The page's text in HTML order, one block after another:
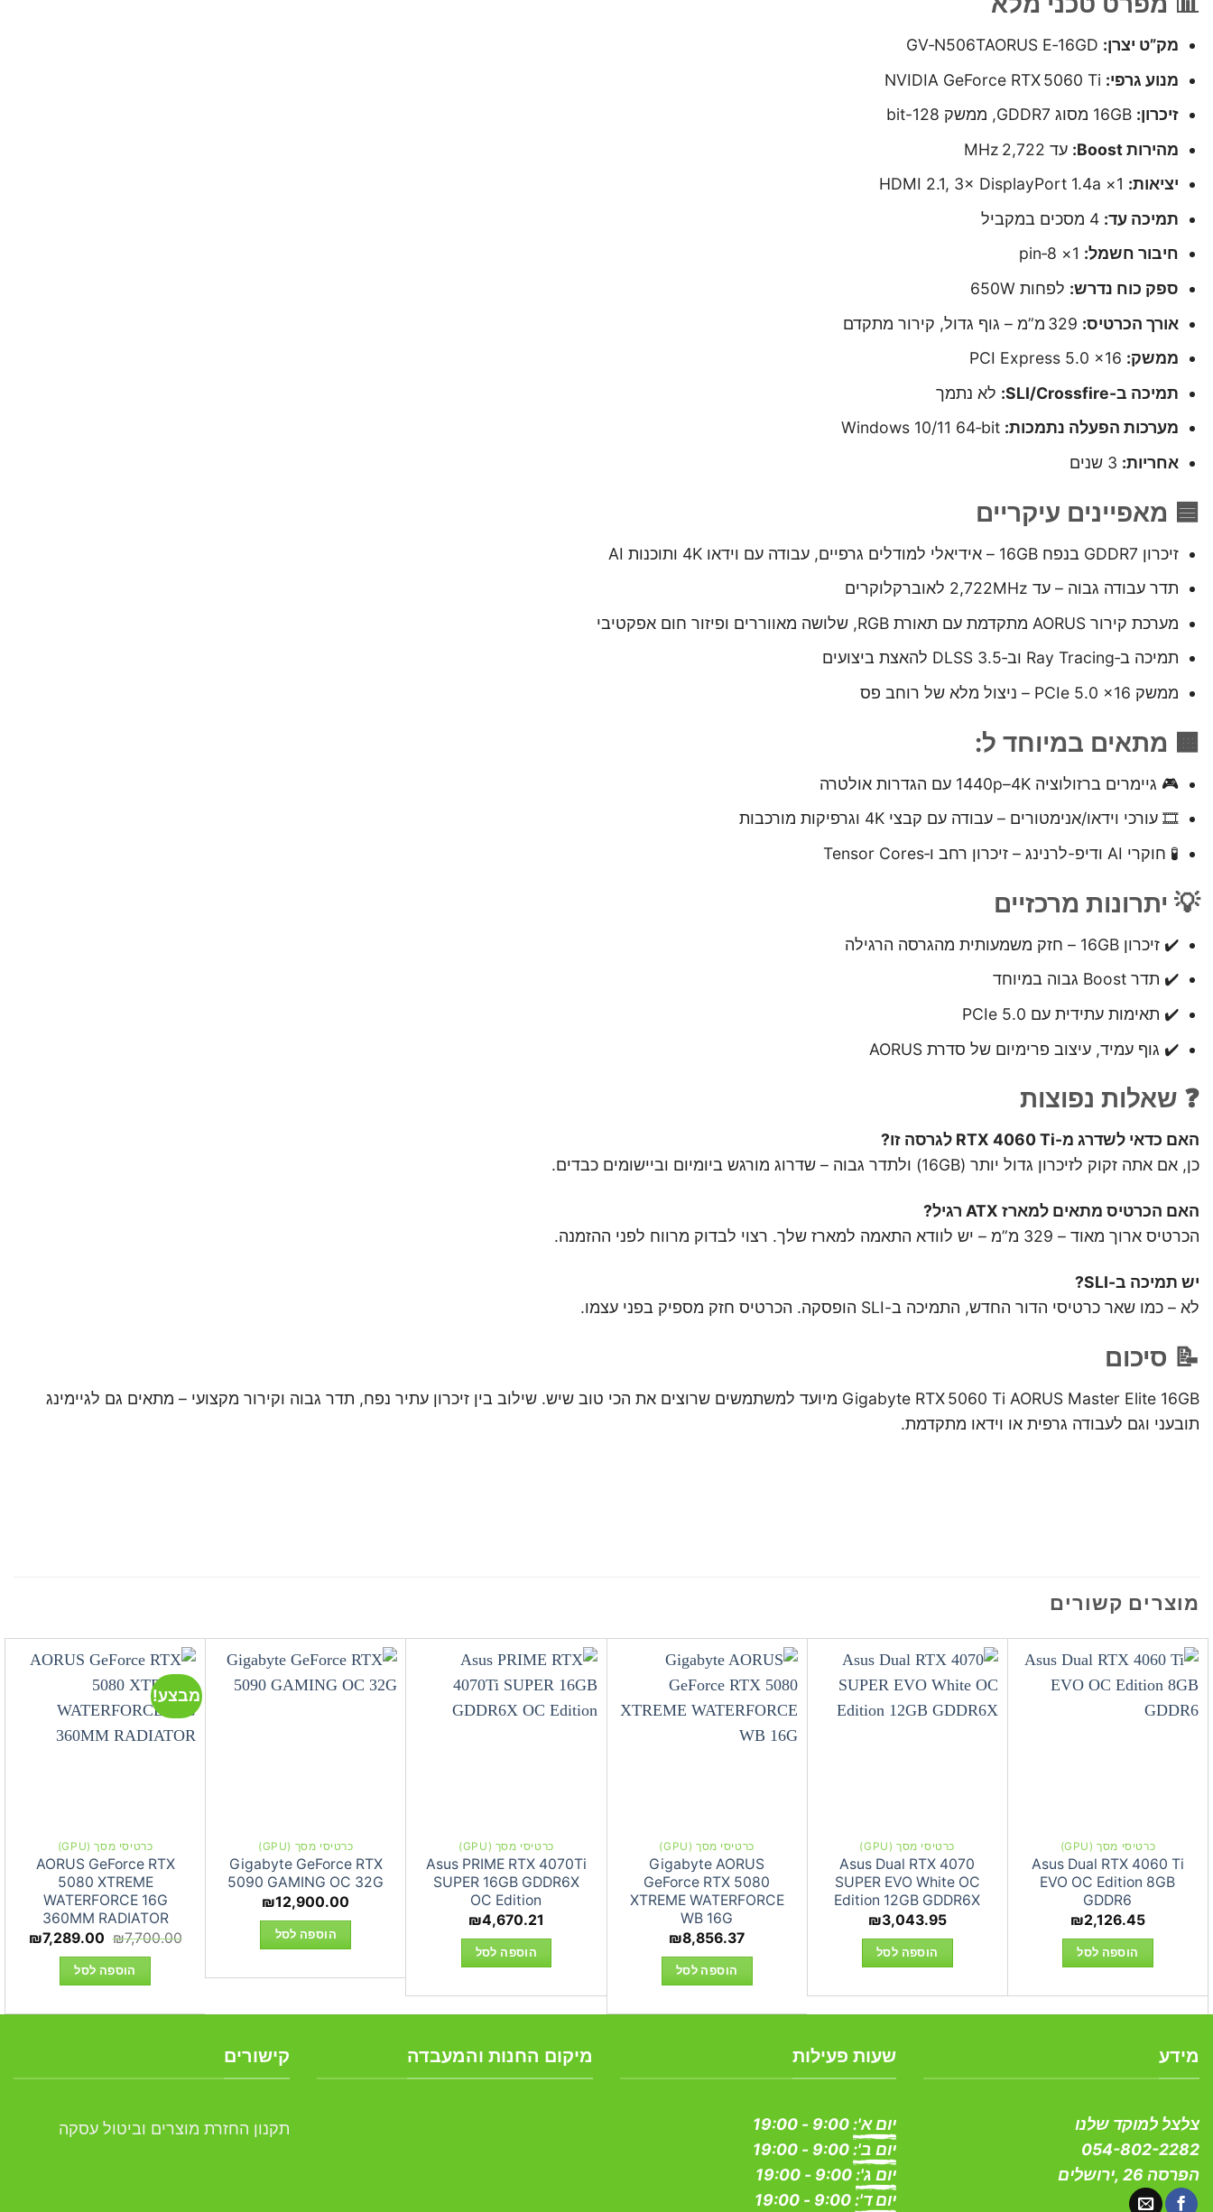
מק”ט יצרן:
מנוע גרפי:
זיכרון:
מהירות Boost:
עד 2,722 MHz
יציאות:
תמיכה עד:
חיבור חשמל:
ספק כוח נדרש: לפחות 650W
אורך הכרטיס:
ממשק:
תמיכה ב-SLI/Crossfire:
לא נתמך
מערכות הפעלה נתמכות:
אחריות:
🟦 מאפיינים עיקריים
זיכרון GDDR7 בנפח 16GB – אידיאלי למודלים גרפיים, עבודה עם וידאו 4K ותוכנות AI
תדר עבודה גבוה – עד 2,722MHz לאוברקלוקרים
מערכת קירור AORUS מתקדמת עם תאורת RGB, שלושה מאווררים ופיזור חום אפקטיבי
תמיכה ב‑Ray Tracing וב‑DLSS 3.5 להאצת ביצועים
ממשק PCIe 5.0 x16 – ניצול מלא של רוחב פס
🟧 מתאים במיוחד ל:
🎮 גיימרים ברזולוציה 1440p–4K עם הגדרות אולטרה
🎞️ עורכי וידאו/אנימטורים – עבודה עם קבצי 4K וגרפיקות מורכבות
🧪 חוקרי AI ודיפ-לרנינג – זיכרון רחב ו‑Tensor Cores
💡 יתרונות מרכזיים
✔️ זיכרון 16GB – חזק משמעותית מהגרסה הרגילה
✔️ תדר Boost גבוה במיוחד
✔️ תאימות עתידית עם PCIe 5.0
✔️ גוף עמיד, עיצוב פרימיום של סדרת AORUS
❓ שאלות נפוצות
האם כדאי לשדרג מ-RTX 4060 Ti לגרסה זו?
כן, אם אתה זקוק לזיכרון גדול יותר (16GB) ולתדר גבוה – שדרוג מורגש ביומיום וביישומים כבדים.
האם הכרטיס מתאים למארז ATX רגיל?
הכרטיס ארוך מאוד – 329 מ”מ – יש לוודא התאמה למארז שלך. רצוי לבדוק מרווח לפני ההזמנה.
יש תמיכה ב-SLI?
לא – כמו שאר כרטיסי הדור החדש, התמיכה ב-SLI הופסקה. הכרטיס חזק מספיק בפני עצמו.
📝 סיכום
Gigabyte RTX 5060 Ti AORUS Master Elite 16GB מיועד למשתמשים שרוצים את הכי טוב שיש. שילוב בין זיכרון עתיר נפח, תדר גבוה וקירור מקצועי – מתאים גם לגיימינג
תובעני וגם לעבודה גרפית או וידאו מתקדמת.
מוצרים קשורים
כרטיסי מסך (GPU)
Asus Dual RTX 4060 Ti
EVO OC Edition 8GB
GDDR6
₪2,126.45
הוספה לסל
כרטיסי מסך (GPU)
Asus Dual RTX 4070
SUPER EVO White OC
Edition 12GB GDDR6X
₪3,043.95
הוספה לסל
כרטיסי מסך (GPU)
Gigabyte AORUS
GeForce RTX 5080
XTREME WATERFORCE
WB 16G
₪8,856.37
הוספה לסל
כרטיסי מסך (GPU)
Asus PRIME RTX 4070Ti
SUPER 16GB GDDR6X
OC Edition
₪4,670.21
הוספה לסל
כרטיסי מסך (GPU)
Gigabyte GeForce RTX
5090 GAMING OC 32G
₪12,900.00
הוספה לסל
מבצע!
כרטיסי מסך (GPU)
AORUS GeForce RTX
5080 XTREME
WATERFORCE 16G
360MM RADIATOR
₪7,700.00 המחיר
היה:
₪7,700.00.
₪7,289.00
הוספה לסל
מידע
צלצל למוקד שלנו
054-802-2282
הפרסה 26 ,ירושלים
שעות פעילות
יום א':
יום ב':
יום ג':
יום ד':
מיקום החנות והמעבדה קישורים
תקנון החזרת מוצרים וביטול עסקה